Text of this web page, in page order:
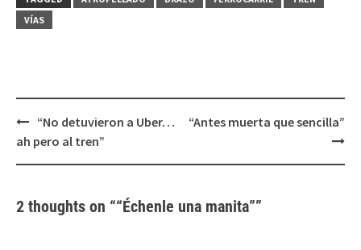
una
nueva)
una
VÍAS
Post
navigation
“No detuvieron a Uber…
ah pero al tren”
“Antes muerta que sencilla”
2 thoughts on ““Échenle una manita””